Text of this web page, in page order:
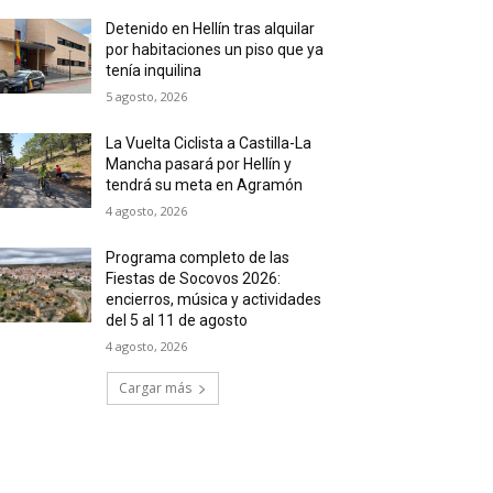
Detenido en Hellín tras alquilar
por habitaciones un piso que ya
tenía inquilina
5 agosto, 2026
La Vuelta Ciclista a Castilla-La
Mancha pasará por Hellín y
tendrá su meta en Agramón
4 agosto, 2026
Programa completo de las
Fiestas de Socovos 2026:
encierros, música y actividades
del 5 al 11 de agosto
4 agosto, 2026
Cargar más